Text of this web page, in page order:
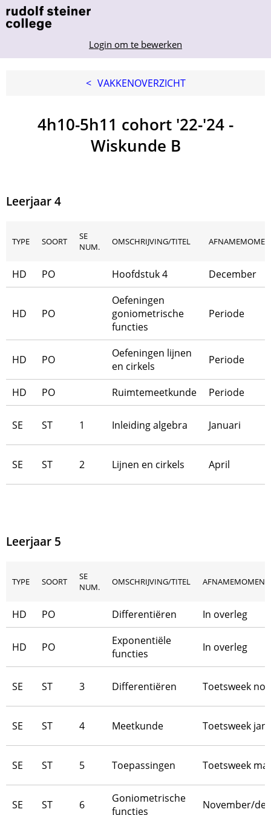
Login om te bewerken
< VAKKENOVERZICHT
4h10-5h11 cohort '22-'24 -
Wiskunde B
Leerjaar 4
TYPE SOORT
SE
NUM.
OMSCHRIJVING/TITEL
HD PO Hoofdstuk 4 December
HD PO
Oefeningen
goniometrische
functies
Periode
HD PO
Oefeningen lijnen
en cirkels
Periode
HD PO Ruimtemeetkunde Periode
SE ST 1 Inleiding algebra Januari
SE ST 2 Lijnen en cirkels April
Leerjaar 5
TYPE SOORT
SE
NUM.
OMSCHRIJVING/TITEL AFNAMEMOMENT
HD PO Differentiëren In overleg
HD PO
Exponentiële
functies
In overleg
SE ST 3 Differentiëren Toetsweek
SE ST 4 Meetkunde Toetsweek
SE ST 5 Toepassingen Toetsweek
SE ST 6
Goniometrische
functies
November/